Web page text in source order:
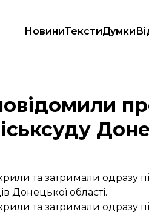
НовиниТекстиДумки
на хабарі голови міськсуду
та затримали одразу
Донецької області.
та затримали одразу